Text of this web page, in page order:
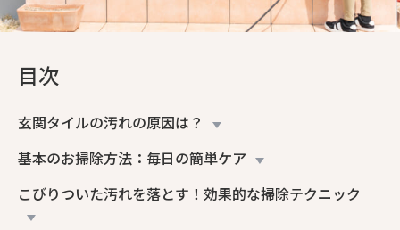
目次
玄関タイルの汚れの原因は？
基本のお掃除方法：毎日の簡単ケア
こびりついた汚れを落とす！効果的な掃除テクニック